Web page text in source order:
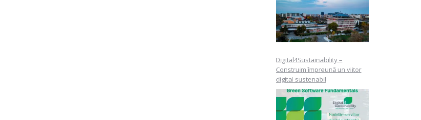
Digital4Sustainability –
Construim împreună un viitor
digital sustenabil